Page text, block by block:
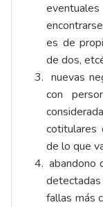
es de
de dos,
nuevas
con
cotitulares
de lo que
abandono
fallas más